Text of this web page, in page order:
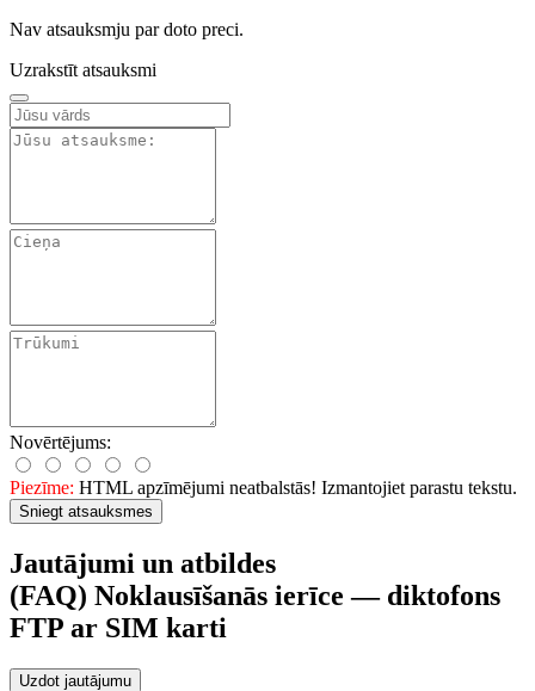
Nav atsauksmju par doto preci.
Uzrakstīt atsauksmi
Novērtējums:
Piezīme: HTML apzīmējumi neatbalstās! Izmantojiet parastu tekstu.
Sniegt atsauksmes
Jautājumi un atbildes
(FAQ) Noklausīšanās ierīce — diktofons
FTP ar SIM karti
Uzdot jautājumu